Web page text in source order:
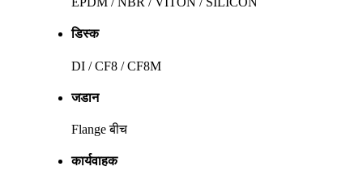
डिस्क
DI / CF8 / CF8M
जडान
Flange बीच
कार्यवाहक